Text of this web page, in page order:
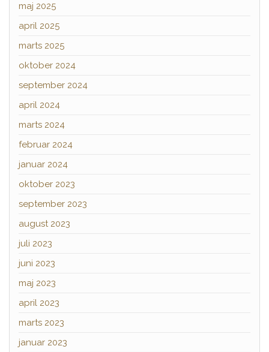
maj 2025
april 2025
marts 2025
oktober 2024
september 2024
april 2024
marts 2024
februar 2024
januar 2024
oktober 2023
september 2023
august 2023
juli 2023
juni 2023
maj 2023
april 2023
marts 2023
januar 2023